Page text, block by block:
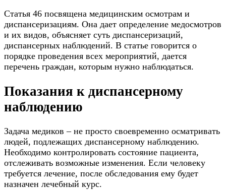
Статья 46 посвящена медицинским осмотрам и
диспансеризациям. Она дает определение медосмотров
и их видов, объясняет суть диспансеризаций,
диспансерных наблюдений. В статье говорится о
порядке проведения всех мероприятий, дается
перечень граждан, которым нужно наблюдаться.
Показания к диспансерному
наблюдению
Задача медиков – не просто своевременно осматривать
людей, подлежащих диспансерному наблюдению.
Необходимо контролировать состояние пациента,
отслеживать возможные изменения. Если человеку
требуется лечение, после обследования ему будет
назначен лечебный курс.